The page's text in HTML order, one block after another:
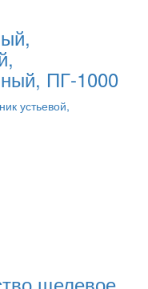
ПГ-1000
устьевой,